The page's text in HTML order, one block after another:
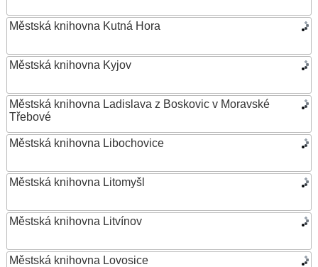
Městská knihovna Kutná Hora
Městská knihovna Kyjov
Městská knihovna Ladislava z Boskovic v Moravské
Třebové
Městská knihovna Libochovice
Městská knihovna Litomyšl
Městská knihovna Litvínov
Městská knihovna Lovosice